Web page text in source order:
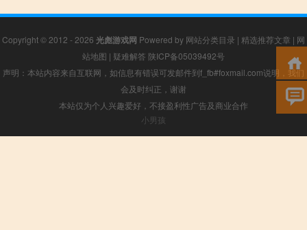
Copyright © 2012 - 2026 光彪游戏网 Powered by 网站分类目录 | 精选推荐文章 | 网
站地图 | 疑难解答 陕ICP备05039492号
声明：本站内容来自互联网，如信息有错误可发邮件到f_fb#foxmail.com说明，我们
会及时纠正，谢谢
本站仅为个人兴趣爱好，不接盈利性广告及商业合作
小男孩